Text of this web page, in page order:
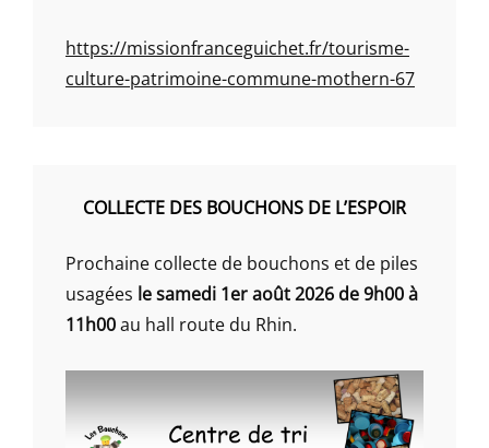
https://missionfranceguichet.fr/tourisme-
culture-patrimoine-commune-mothern-67
COLLECTE DES BOUCHONS DE L’ESPOIR
Prochaine collecte de bouchons et de piles
usagées le samedi 1er août 2026 de 9h00 à
11h00au hall route du Rhin.